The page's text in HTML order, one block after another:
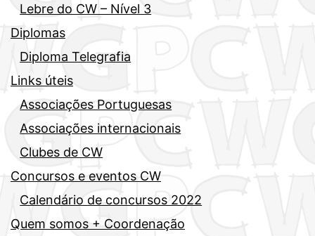
Lebre do CW – Nível 3
Diplomas
Diploma Telegrafia
Links úteis
Associações Portuguesas
Associações internacionais
Clubes de CW
Concursos e eventos CW
Calendário de concursos 2022
Quem somos + Coordenação